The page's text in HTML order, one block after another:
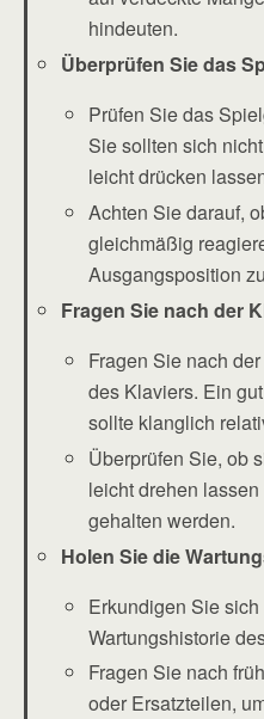
hindeuten.
Überprüfen Sie das
Prüfen Sie das
Sie sollten sich
leicht drücken
Achten Sie darauf,
gleichmäßig
Ausgangsposition
Fragen Sie nach der
Fragen Sie nach
des Klaviers. Ein
sollte klanglich
Überprüfen Sie, ob
leicht drehen
gehalten werden.
Holen Sie die
Erkundigen Sie
Wartungshistorie
Fragen Sie nach
oder Ersatzteilen,